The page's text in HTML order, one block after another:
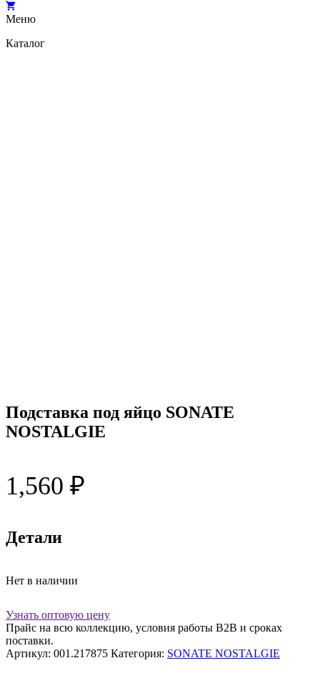
Меню
Каталог
Подставка под яйцо SONATE
NOSTALGIE
1,560 ₽
Детали
Нет в наличии
Узнать оптовую цену
Прайс на всю коллекцию, условия работы В2В и сроках
поставки.
Артикул: 001.217875 Категория: SONATE NOSTALGIE